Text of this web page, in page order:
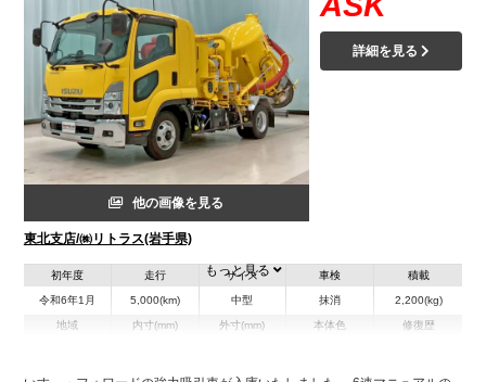
他の画像を見る
東北支店/㈱リトラス(岩手県)
詳細を見る
初年度
令和6年1月
走行
5,000(km)
サイズ
中型
車検
抹消
積載
2,200(kg)
地域 内寸(mm) 外寸(mm) 本体色 修復歴
もっと見る